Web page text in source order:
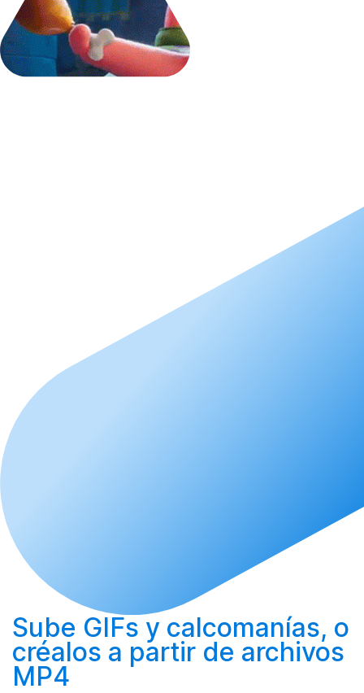
Sube GIFs y calcomanías, o
créalos a partir de archivos
MP4